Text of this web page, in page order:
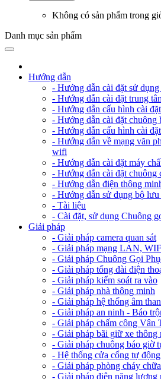
Không có sản phẩm trong
Danh mục sản phẩm
Hướng dẫn
- Hướng dẫn cài đặt sử
- Hướng dẫn cài đặt trung
- Hướng dẫn cấu hình cài
- Hướng dẫn cài đặt chuông
- Hướng dẫn cấu hình cài
- Hướng dẫn về mạng văn
wifi
- Hướng dẫn cài đặt máy
- Hướng dẫn cài đặt chuông
- Hướng dẫn điện thông
- Hướng dẫn sử dụng bộ lưu
- Tài liệu
- Cài đặt, sử dụng Chuông
Giải pháp
- Giải pháp camera quan sát
- Giải pháp mạng LAN,
- Giải pháp Chuông Gọi
- Giải pháp tổng đài điện
- Giải pháp kiểm soát ra vào
- Giải pháp nhà thông minh
- Giải pháp hệ thống âm
- Giải pháp an ninh - Báo
- Giải pháp chấm công Vân
- Giải pháp bãi giữ xe thông
- Giải pháp chuông báo giờ
- Hệ thống cửa cổng tự động
- Giải pháp phòng cháy
- Giải pháp điện năng lượng